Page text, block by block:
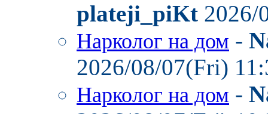
plateji_piKt 2026/
Нарколог на дом -
2026/08/07(Fri)
Нарколог на дом -